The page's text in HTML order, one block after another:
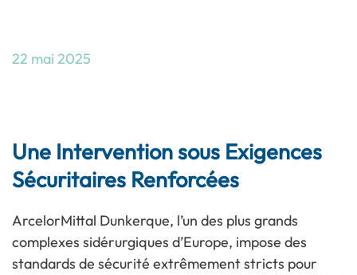
22 mai 2025
Une Intervention sous Exigences
Sécuritaires Renforcées
ArcelorMittal Dunkerque, l’un des plus grands
complexes sidérurgiques d’Europe, impose des
standards de sécurité extrêmement stricts pour